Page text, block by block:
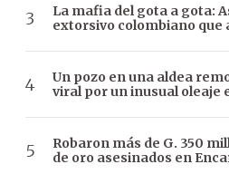
La mafia del gota a gota:
extorsivo colombiano que
Un pozo en una aldea
viral por un inusual oleaje
Robaron más de G. 350
de oro asesinados en